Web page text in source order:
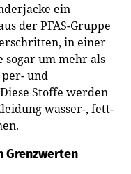
ein
der PFAS-Gruppe
in einer
sogar um mehr als
per- und
Stoffe werden
wasser-, fett-
Grenzwerten